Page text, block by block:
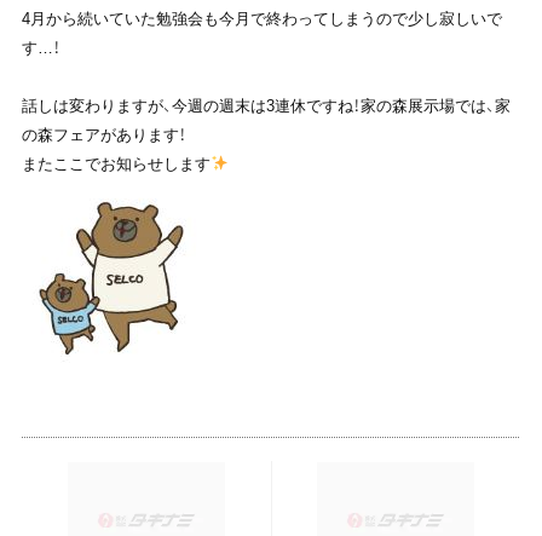
4月から続いていた勉強会も今月で終わってしまうので少し寂しいで
す…！
話しは変わりますが、今週の週末は3連休ですね！家の森展示場では、家
の森フェアがあります！
またここでお知らせします